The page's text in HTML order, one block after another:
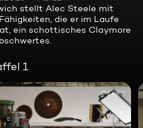
stellt Alec Steele mit
die er im Laufe
ein schottisches Claymore
1